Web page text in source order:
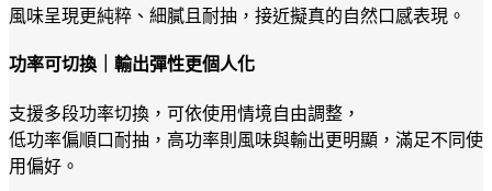
風味呈現更純粹、細膩且耐抽，接近擬真的自然口感表現。
功率可切換｜輸出彈性更個人化
支援多段功率切換，可依使用情境自由調整，
低功率偏順口耐抽，高功率則風味與輸出更明顯，滿足不同使
用偏好。